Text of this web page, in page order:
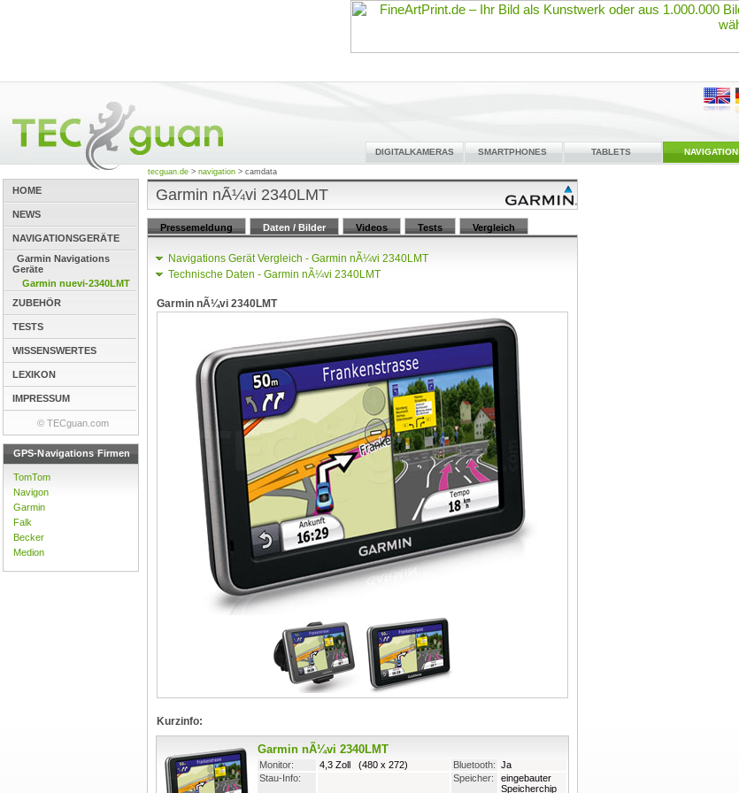
DIGITALKAMERAS SMARTPHONES TABLETS NAVIGATION
tecguan.de > navigation > camdata
HOME
NEWS
NAVIGATIONSGERÄTE
Garmin Navigations
Geräte
Garmin nuevi-2340LMT
ZUBEHÖR
TESTS
WISSENSWERTES
LEXIKON
IMPRESSUM
© TECguan.com
GPS-Navigations Firmen
TomTom
Navigon
Garmin
Falk
Becker
Medion
Garmin nÃ¼vi 2340LMT
Pressemeldung Daten / Bilder Videos Tests Vergleich
Navigations Gerät Vergleich - Garmin nÃ¼vi 2340LMT
Technische Daten - Garmin nÃ¼vi 2340LMT
Garmin nÃ¼vi 2340LMT
Kurzinfo:
Garmin nÃ¼vi 2340LMT
Monitor: 4,3 Zoll (480 x 272) Bluetooth: Ja
Stau-Info:
Speicher:
eingebauter
Speicherchip